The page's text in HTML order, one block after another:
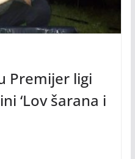
Premijer ligi
‘Lov šarana i